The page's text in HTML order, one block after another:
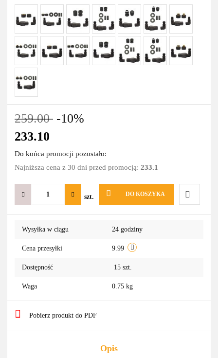
259.00 -10%
233.10
Do końca promocji pozostało:
Najniższa cena z 30 dni przed promocją: 233.1
szt. DO KOSZYKA
Do
Wysyłka w ciągu 24 godziny
Cena przesyłki 9.99
Dostępność 15 szt.
Waga 0.75 kg
Pobierz produkt do PDF
Opis